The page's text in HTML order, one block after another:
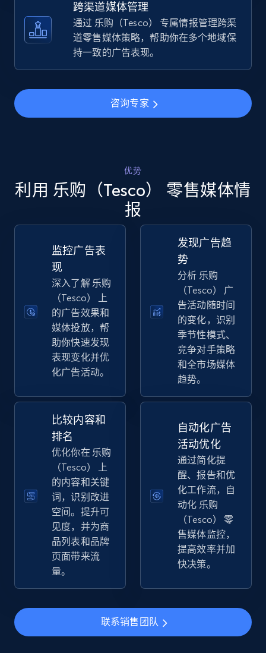
TikTok Shop - Collect TikTok shop products
by keywords search
URL, Title, Available, Description, Currency, Initial
price, Final price, Discount percent, and more.
5.4K+ 668+ 立即开始
URL, Title, Available, Description, Currency, Initial
price, Final price, Discount percent, and more.
Amazon sellers info
Seller id, URL, Seller name, Description, Detailed
info, Stars, Feedbacks, Return policy, and more.
2.5K+ 378+ 立即开始
Seller reviews, Breadcrumbs, Root category, and
more.
2.5K+ 359+ 立即开始
eBay - Gather data on products using
specified keywords
URL, Product id, Title, Seller name, Seller rating,
Seller reviews, Breadcrumbs, Root category, and
more.
359+
跨渠道媒体管理
通过 乐购（Tesco） 专属情报管理跨渠
道零售媒体策略，帮助你在多个地域保
持一致的广告表现。
咨询专家
优势
利用 乐购（Tesco） 零售媒体情
报
监控广告表
现
深入了解 乐购
（Tesco） 上
的广告效果和
媒体投放，帮
助你快速发现
表现变化并优
化广告活动。
发现广告趋
势
分析 乐购
（Tesco） 广
告活动随时间
的变化，识别
季节性模式、
竞争对手策略
和全市场媒体
趋势。
比较内容和
排名
优化你在 乐购
（Tesco） 上
的内容和关键
词，识别改进
空间。提升可
见度，并为商
品列表和品牌
页面带来流
量。
自动化广告
活动优化
通过简化提
醒、报告和优
化工作流，自
动化 乐购
（Tesco） 零
售媒体监控，
提高效率并加
快决策。
联系销售团队